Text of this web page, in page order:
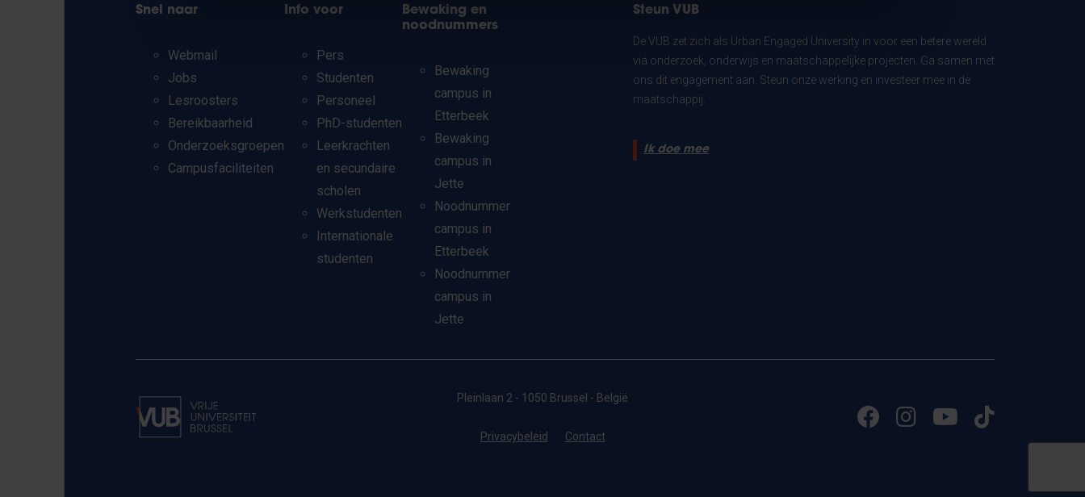
Snel naar
Webmail
Jobs
Lesroosters
Bereikbaarheid
Onderzoeksgroepen
Campusfaciliteiten
Info voor
Pers
Studenten
Personeel
PhD-studenten
Leerkrachten
en secundaire
scholen
Werkstudenten
Internationale
studenten
Bewaking en
noodnummers
Bewaking
campus in
Etterbeek
Bewaking
campus in
Jette
Noodnummer
campus in
Etterbeek
Noodnummer
campus in
Jette
Steun VUB
De VUB zet zich als Urban Engaged University in voor een betere wereld
via onderzoek, onderwijs en maatschappelijke projecten. Ga samen met
ons dit engagement aan. Steun onze werking en investeer mee in de
maatschappij.
Ik doe mee
Pleinlaan 2 - 1050 Brussel - België
Privacybeleid Contact